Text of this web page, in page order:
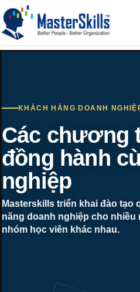
KHÁCH HÀNG DOANH
Các chương
đồng hành
nghiệp
Masterskills triển khai đào tạo
năng doanh nghiệp cho nhiều
nhóm học viên khác nhau.